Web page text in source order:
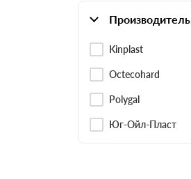
Производитель
Kinplast
Octecohard
Polygal
Юг-Ойл-Пласт